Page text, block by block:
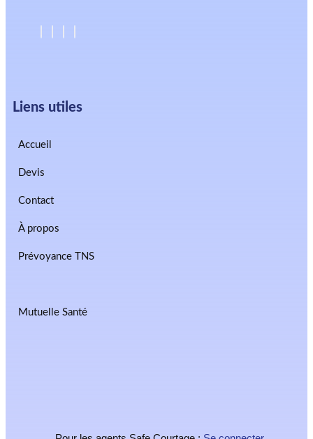
Liens utiles
Accueil
Devis
Contact
À propos
Prévoyance TNS
Mutuelle Santé